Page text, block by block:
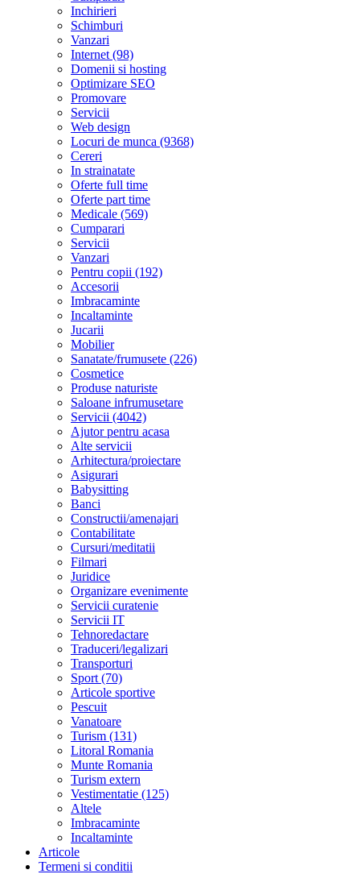
Inchirieri
Schimburi
Vanzari
Internet (98)
Domenii si hosting
Optimizare SEO
Promovare
Servicii
Web design
Locuri de munca (9368)
Cereri
In strainatate
Oferte full time
Oferte part time
Medicale (569)
Cumparari
Servicii
Vanzari
Pentru copii (192)
Accesorii
Imbracaminte
Incaltaminte
Jucarii
Mobilier
Sanatate/frumusete (226)
Cosmetice
Produse naturiste
Saloane infrumusetare
Servicii (4042)
Ajutor pentru acasa
Alte servicii
Arhitectura/proiectare
Asigurari
Babysitting
Banci
Constructii/amenajari
Contabilitate
Cursuri/meditatii
Filmari
Juridice
Organizare evenimente
Servicii curatenie
Servicii IT
Tehnoredactare
Traduceri/legalizari
Transporturi
Sport (70)
Articole sportive
Pescuit
Vanatoare
Turism (131)
Litoral Romania
Munte Romania
Turism extern
Vestimentatie (125)
Altele
Imbracaminte
Incaltaminte
Articole
Termeni si conditii